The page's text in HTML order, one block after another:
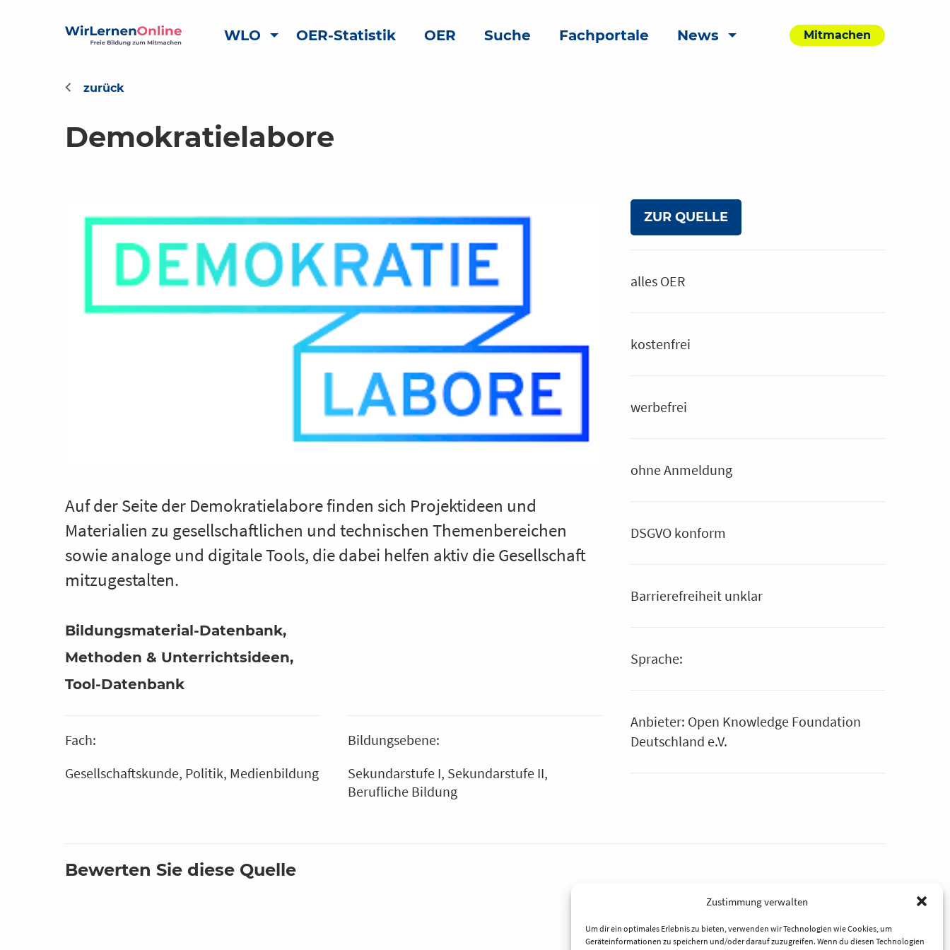
Zustimmung verwalten
Um dir ein optimales Erlebnis zu bieten, verwenden wir Technologien wie Cookies, um
Geräteinformationen zu speichern und/oder darauf zuzugreifen. Wenn du diesen Technologien
WLO OER-Statistik OER Suche Fachportale News Mitmachen
Demokratielabore
Auf der Seite der Demokratielabore finden sich Projektideen und
Materialien zu gesellschaftlichen und technischen Themenbereichen
sowie analoge und digitale Tools, die dabei helfen aktiv die Gesellschaft
mitzugestalten.
Bildungsmaterial-Datenbank
Methoden & Unterrichtsideen
Tool-Datenbank
Fach:
Gesellschaftskunde Politik Medienbildung
Bildungsebene:
Sekundarstufe I Sekundarstufe II
Berufliche Bildung
ZUR QUELLE
alles OER
kostenfrei
werbefrei
ohne Anmeldung
DSGVO konform
Barrierefreiheit unklar
Sprache:
Anbieter: Open Knowledge Foundation
Deutschland e.V.
Bewerten Sie diese Quelle